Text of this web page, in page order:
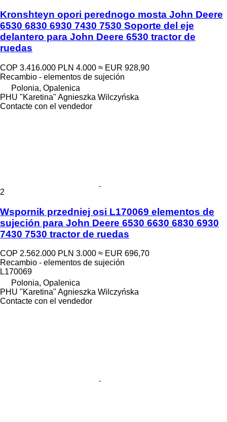
Kronshteyn opori perednogo mosta John Deere
6530 6830 6930 7430 7530 Soporte del eje
delantero para John Deere 6530 tractor de
ruedas
COP 3.416.000 PLN 4.000 ≈ EUR 928,90
Recambio - elementos de sujeción
Polonia, Opalenica
PHU "Karetina" Agnieszka Wilczyńska
Contacte con el vendedor
2
Wspornik przedniej osi L170069 elementos de
sujeción para John Deere 6530 6630 6830 6930
7430 7530 tractor de ruedas
COP 2.562.000 PLN 3.000 ≈ EUR 696,70
Recambio - elementos de sujeción
L170069
Polonia, Opalenica
PHU "Karetina" Agnieszka Wilczyńska
Contacte con el vendedor